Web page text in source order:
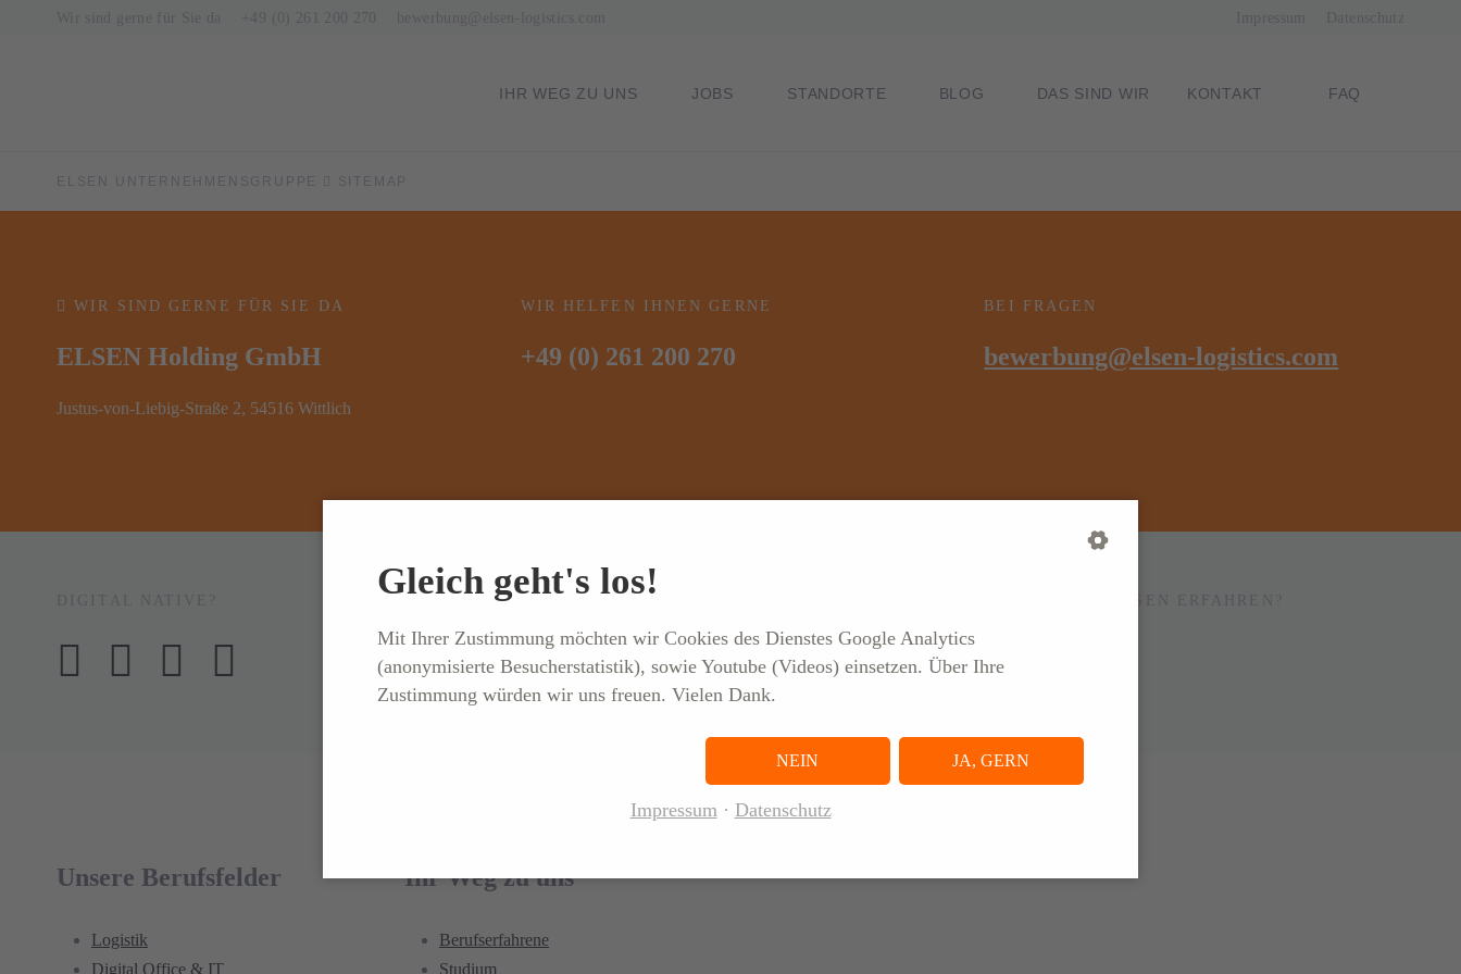
NAVIGATION
ÜBERSPRINGEN
IHR WEG ZU UNS JOBS STANDORTE BLOG DAS SIND WIR KONTAKT FAQ
ELSEN UNTERNEHMENSGRUPPE SITEMAP
WIR SIND GERNE FÜR SIE DA
ELSEN Holding GmbH
Justus-von-Liebig-Straße 2, 54516 Wittlich
WIR HELFEN IHNEN GERNE
+49 (0) 261 200 270
BEI FRAGEN
bewerbung@elsen-logistics.com
Lesen Sie unseren
Unsere Berufsfelder
Logistik
Digital Office & IT
Ihr Weg zu uns
Berufserfahrene
Studium
Gleich geht's los!
Mit Ihrer Zustimmung möchten wir Cookies des Dienstes Google Analytics
(anonymisierte Besucherstatistik), sowie Youtube (Videos) einsetzen. Über Ihre
Zustimmung würden wir uns freuen. Vielen Dank.
NEIN JA, GERN
Impressum Datenschutz